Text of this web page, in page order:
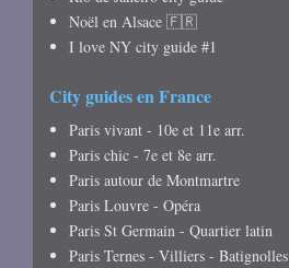
Noël en Alsace 🇫🇷
I love NY city guide #1
City guides en France
Paris vivant - 10e et 11e arr.
Paris chic - 7e et 8e arr.
Paris autour de Montmartre
Paris Louvre - Opéra
Paris St Germain - Quartier latin
Paris Ternes - Villiers - Batignolles